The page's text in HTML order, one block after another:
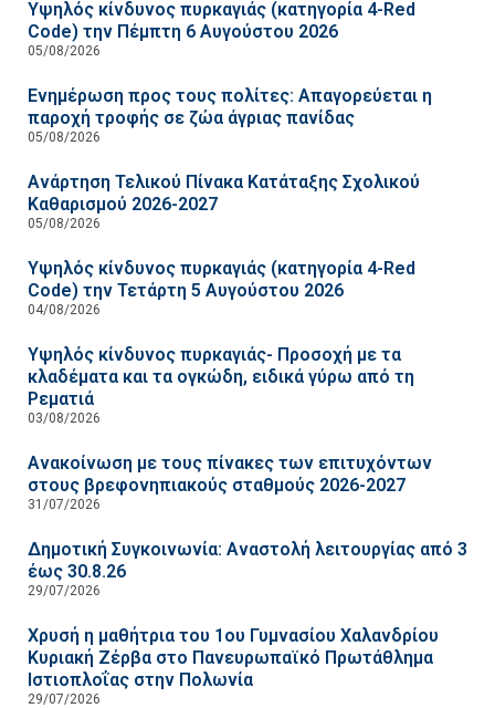
Υψηλός κίνδυνος πυρκαγιάς (κατηγορία 4-Red
Code) την Πέμπτη 6 Αυγούστου 2026
05/08/2026
Ενημέρωση προς τους πολίτες: Απαγορεύεται η
παροχή τροφής σε ζώα άγριας πανίδας
05/08/2026
Ανάρτηση Τελικού Πίνακα Κατάταξης Σχολικού
Καθαρισμού 2026-2027
05/08/2026
Υψηλός κίνδυνος πυρκαγιάς (κατηγορία 4-Red
Code) την Τετάρτη 5 Αυγούστου 2026
04/08/2026
Υψηλός κίνδυνος πυρκαγιάς- Προσοχή με τα
κλαδέματα και τα ογκώδη, ειδικά γύρω από τη
Ρεματιά
03/08/2026
Ανακοίνωση με τους πίνακες των επιτυχόντων
στους βρεφονηπιακούς σταθμούς 2026-2027
31/07/2026
Δημοτική Συγκοινωνία: Αναστολή λειτουργίας από 3
έως 30.8.26
29/07/2026
Χρυσή η μαθήτρια του 1ου Γυμνασίου Χαλανδρίου
Κυριακή Ζέρβα στο Πανευρωπαϊκό Πρωτάθλημα
Ιστιοπλοΐας στην Πολωνία
29/07/2026